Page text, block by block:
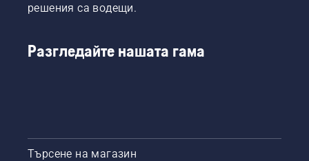
решения са водещи.
Разгледайте нашата гама
Търсене на магазин